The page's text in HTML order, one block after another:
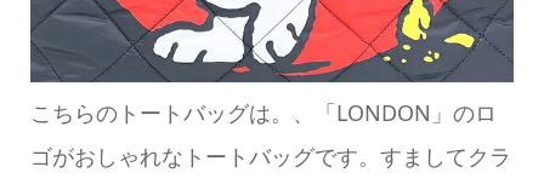
こちらのトートバッグは。、「LONDON」のロ
ゴがおしゃれなトートバッグです。すましてクラ